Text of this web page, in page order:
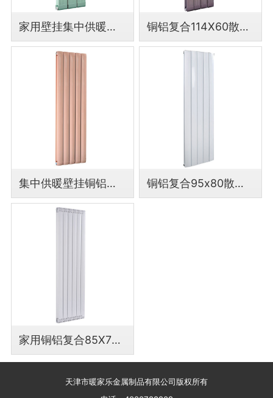
家用壁挂集中供暖铜铝复合132X60散热器 铜铝复合114X60散热器集中供暖壁挂卧室
集中供暖壁挂铜铝复合100X80散热器 铜铝复合95x80散热器厂家批发暖气片
家用铜铝复合85X75散热器厂家直销
天津市暖家乐金属制品有限公司版权所有